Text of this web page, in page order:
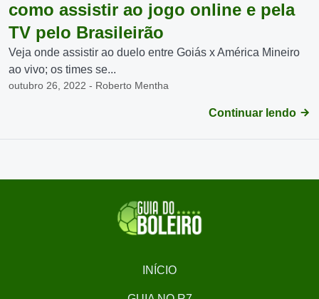
como assistir ao jogo online e pela
TV pelo Brasileirão
Veja onde assistir ao duelo entre Goiás x América Mineiro
ao vivo; os times se...
outubro 26, 2022 - Roberto Mentha
Continuar lendo
INÍCIO